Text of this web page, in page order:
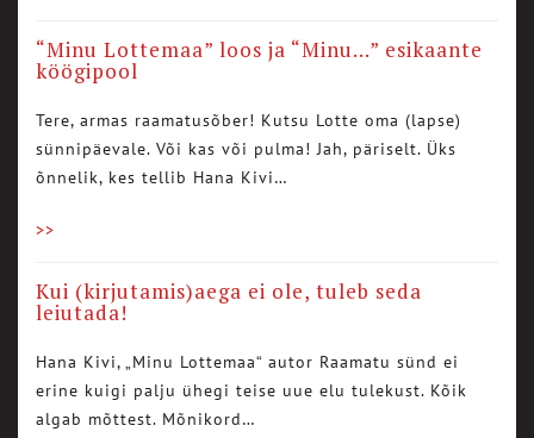
“Minu Lottemaa” loos ja “Minu…” esikaante
köögipool
Tere, armas raamatusõber! Kutsu Lotte oma (lapse)
sünnipäevale. Või kas või pulma! Jah, päriselt. Üks
õnnelik, kes tellib Hana Kivi…
>>
Kui (kirjutamis)aega ei ole, tuleb seda
leiutada!
Hana Kivi, „Minu Lottemaa“ autor Raamatu sünd ei
erine kuigi palju ühegi teise uue elu tulekust. Kõik
algab mõttest. Mõnikord…